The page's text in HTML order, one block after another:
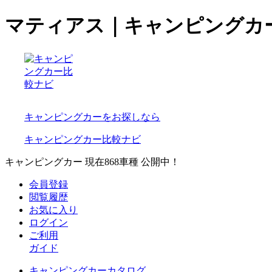
マティアス｜キャンピングカ
キャンピングカーをお探しなら
キャンピングカー比較ナビ
キャンピングカー 現在868車種 公開中！
会員登録
閲覧履歴
お気に入り
ログイン
ご利用
ガイド